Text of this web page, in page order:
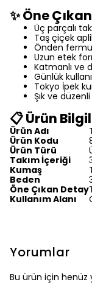
✨ Öne
Üç parçalı
Taş çiçek
Önden
Uzun etek
Katmanlı ve
Günlük
Tokyo İpek
Şık ve
📋 Ürün
Ürün Adı
Ürün Kodu
Ürün Türü
Takım İçeriği
Kumaş
Beden
Öne Çıkan Detay
Kullanım Alanı
Yorumlar
Bu ürün için henüz